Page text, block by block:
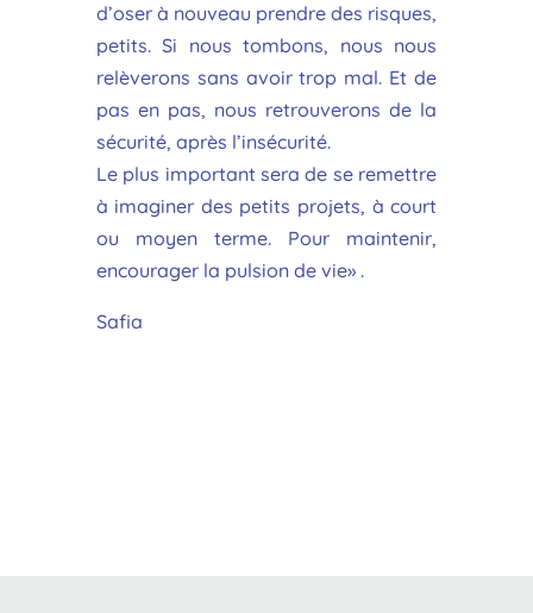
d’oser à nouveau prendre des risques,
petits. Si nous tombons, nous nous
relèverons sans avoir trop mal. Et de
pas en pas, nous retrouverons de la
sécurité, après l’insécurité.
Le plus important sera de se remettre
à imaginer des petits projets, à court
ou moyen terme. Pour maintenir,
encourager la pulsion de vie» .
Safia